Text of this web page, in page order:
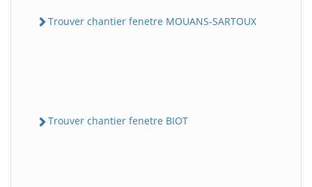
Trouver chantier fenetre MOUANS-SARTOUX
Trouver chantier fenetre BIOT